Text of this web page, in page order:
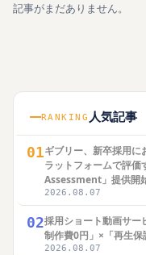
記事がまだありません。
RANKING 人気記事
01ギブリー、新卒採用
ラットフォームで評
Assessment」提供開
2026.08.07
02採用ショート動画サー
制作費0円」×「再生
2026.08.07